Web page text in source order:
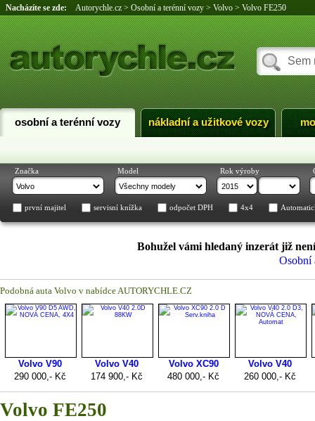
Nacházíte se zde: Autorychle.cz > Osobní a terénní vozy > Volvo > Volvo FE250
osobní a terénní vozy nákladní a užitkové vozy
Značka Model Rok výroby
první majitel servisní knížka odpočet DPH 4x4
Bohužel vámi hledaný inzerát již
Osobní
Podobná auta Volvo v nabídce AUTORYCHLE.CZ
Volvo FE250